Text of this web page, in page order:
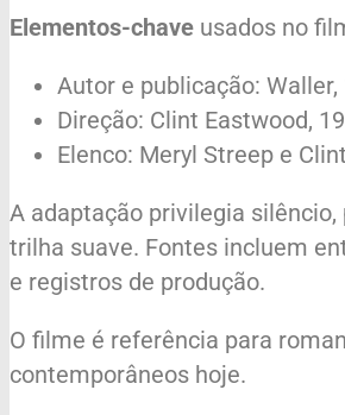
Elementos-chave usados no
Autor e publicação: Waller,
Direção: Clint Eastwood,
Elenco: Meryl Streep e
A adaptação privilegia silêncio,
trilha suave. Fontes incluem
e registros de produção.
O filme é referência para
contemporâneos hoje.